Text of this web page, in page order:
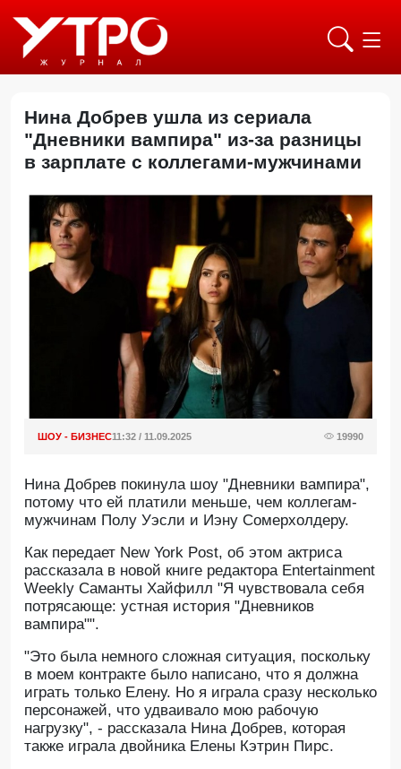
Нина Добрев ушла из сериала
"Дневники вампира" из‑за разницы
в зарплате с коллегами-мужчинами
ШОУ - БИЗНЕС11:32 / 11.09.2025 19990
Нина Добрев покинула шоу "Дневники вампира",
потому что ей платили меньше, чем коллегам-
мужчинам Полу Уэсли и Иэну Сомерхолдеру.
Как передает New York Post, об этом актриса
рассказала в новой книге редактора Entertainment
Weekly Саманты Хайфилл "Я чувствовала себя
потрясающе: устная история "Дневников
вампира"".
"Это была немного сложная ситуация, поскольку
в моем контракте было написано, что я должна
играть только Елену. Но я играла сразу несколько
персонажей, что удваивало мою рабочую
нагрузку", - рассказала Нина Добрев, которая
также играла двойника Елены Кэтрин Пирс.